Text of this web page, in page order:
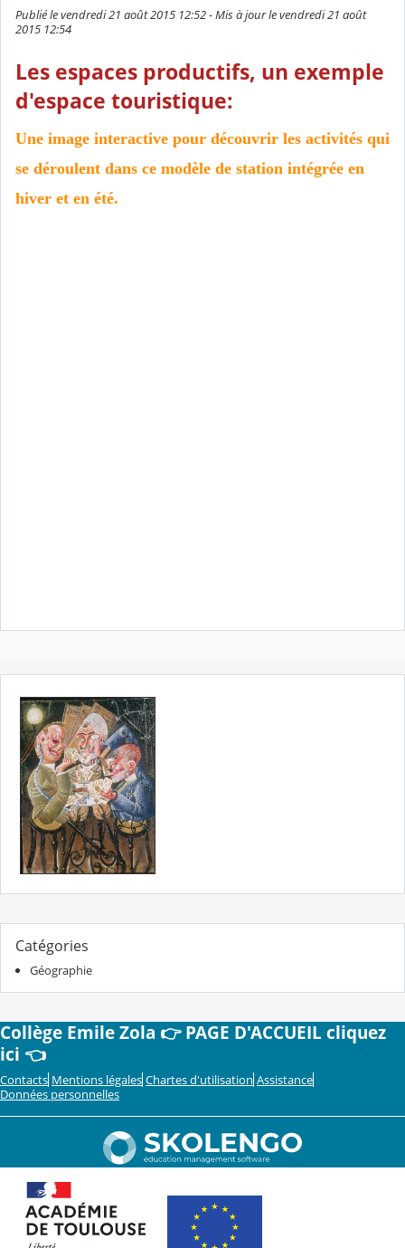
Publié le vendredi 21 août 2015 12:52 - Mis à jour le vendredi 21 août
2015 12:54
Les espaces productifs, un exemple
d'espace touristique:
Une image interactive pour découvrir les activités qui
se déroulent dans ce modèle de station intégrée en
hiver et en été.
Catégories
Géographie
Collège Emile Zola 👉 PAGE D'ACCUEIL cliquez
ici 👈
Contacts Mentions légales Chartes d'utilisation Assistance
Données personnelles